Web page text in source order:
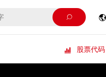
 
 股票代